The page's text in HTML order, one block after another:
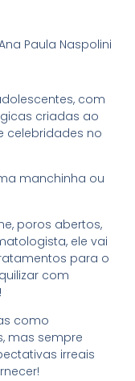
Paula Naspolini
com
criadas ao
celebridades no
manchinha ou
poros abertos,
ele vai
para o
com
como
mas sempre
irreais